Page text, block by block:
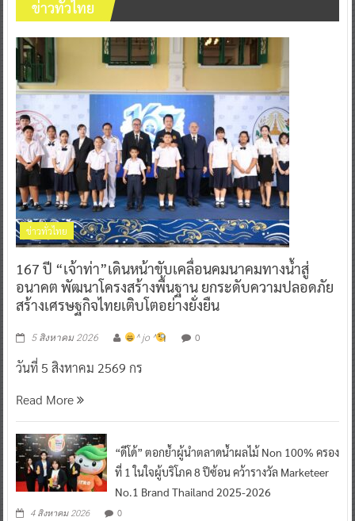
ข่าวทั่วไทย
ข่าวทั่วไทย
167 ปี “เจ้าท่า”เดินหน้าขับเคลื่อนคมนาคมทางน้ำสู่
อนาคต พัฒนาโครงสร้างพื้นฐาน ยกระดับความปลอดภัย
สร้างเศรษฐกิจไทยเติบโตอย่างยั่งยืน
5 สิงหาคม 2026 ^ jo ^ 0
วันที่ 5 สิงหาคม 2569 กร
Read More
“ดีโด้” ตอกย้ำผู้นำตลาดน้ำผลไม้ Non 100% ครอง
ที่ 1 ในใจผู้บริโภค 8 ปีซ้อน คว้ารางวัล Marketeer
No.1 Brand Thailand 2025-2026
4 สิงหาคม 2026 0